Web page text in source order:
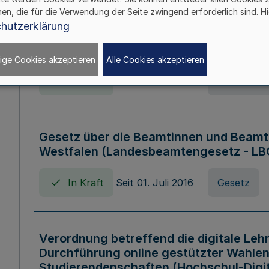
Verordnung über die
Nordrhein-Westfalen
Gesetz über die Beamtinnen und
Westfalen (Landesbeamtengesetz -
In Kraft Seit 01. Juli 2016 Gesetz
Verordnung betreffend die digitale
Durchführung online gestützter
die für die Verwendung der Seite zwingend erforderlich sind.
Cookies akzeptieren Alle Cookies akzeptieren